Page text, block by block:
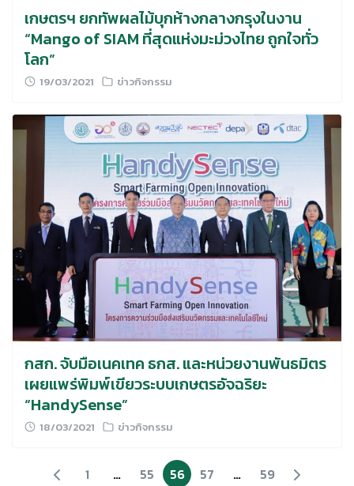
เกษตรฯ ยกทัพผลไม้บุกห้างกลางกรุงในงาน
“Mango of SIAM ที่สุดแห่งมะม่วงไทย ถูกใจทั่ว
โลก”
19/03/2021 ข่าวกิจกรรม
กสก. จับมือเนคเทค ธกส. และหน่วยงานพันธมิตร
เผยแพร่พิมพ์เขียวระบบเกษตรอัจฉริยะ
“HandySense”
18/03/2021 ข่าวกิจกรรม
1 … 55 56 57 …
59